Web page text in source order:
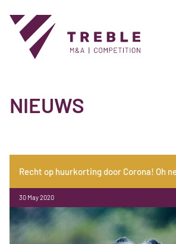
NIEUWS
Recht op huurkorting door Corona! Oh
30 May 2020